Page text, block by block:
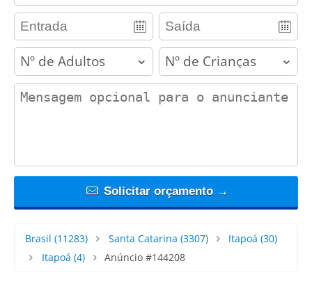
adults children
contact_message
Solicitar orçamento →
Brasil (11283) Santa Catarina (3307) Itapoá (30)
Itapoá (4) Anúncio #144208